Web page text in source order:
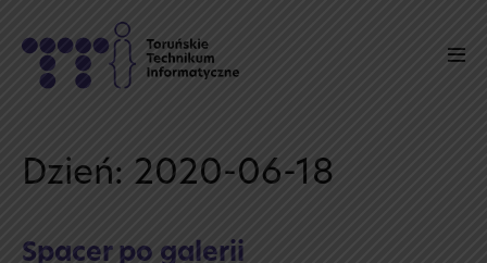
content
Dzień: 2020-06-18
Spacer po galerii